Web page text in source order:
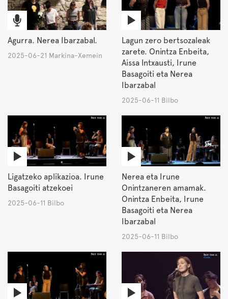
Agurra. Nerea Ibarzabal.
2025-06-21 Markina-Xemein
Lagun zero bertsozaleak
zarete. Onintza Enbeita,
Aissa Intxausti, Irune
Basagoiti eta Nerea
Ibarzabal
2025-06-11 Bilbo
Ligatzeko aplikazioa. Irune
Basagoiti atzekoei
2025-06-11 Bilbo
Nerea eta Irune
Onintzaneren amamak.
Onintza Enbeita, Irune
Basagoiti eta Nerea
Ibarzabal
2025-06-11 Bilbo